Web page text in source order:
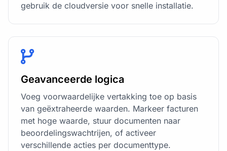
gebruik de cloudversie voor snelle installatie.
Geavanceerde logica
Voeg voorwaardelijke vertakking toe op basis
van geëxtraheerde waarden. Markeer facturen
met hoge waarde, stuur documenten naar
beoordelingswachtrijen, of activeer
verschillende acties per documenttype.